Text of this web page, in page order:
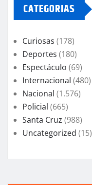
CATEGORIAS
Curiosas (178)
Deportes (180)
Espectáculo (69)
Internacional (480)
Nacional (1.576)
Policial (665)
Santa Cruz (988)
Uncategorized (15)